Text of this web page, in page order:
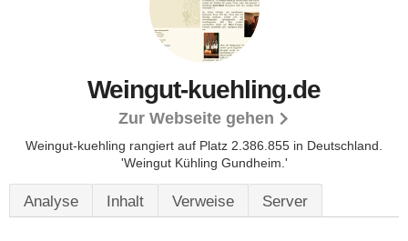
Weingut-kuehling.de
Zur Webseite gehen
Weingut-kuehling rangiert auf Platz 2.386.855 in Deutschland.
'Weingut Kühling Gundheim.'
Analyse Inhalt Verweise Server